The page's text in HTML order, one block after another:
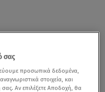
σας
προσωπικά δεδομένα,
στοιχεία, και
Αν επιλέξετε Αποδοχή, θα